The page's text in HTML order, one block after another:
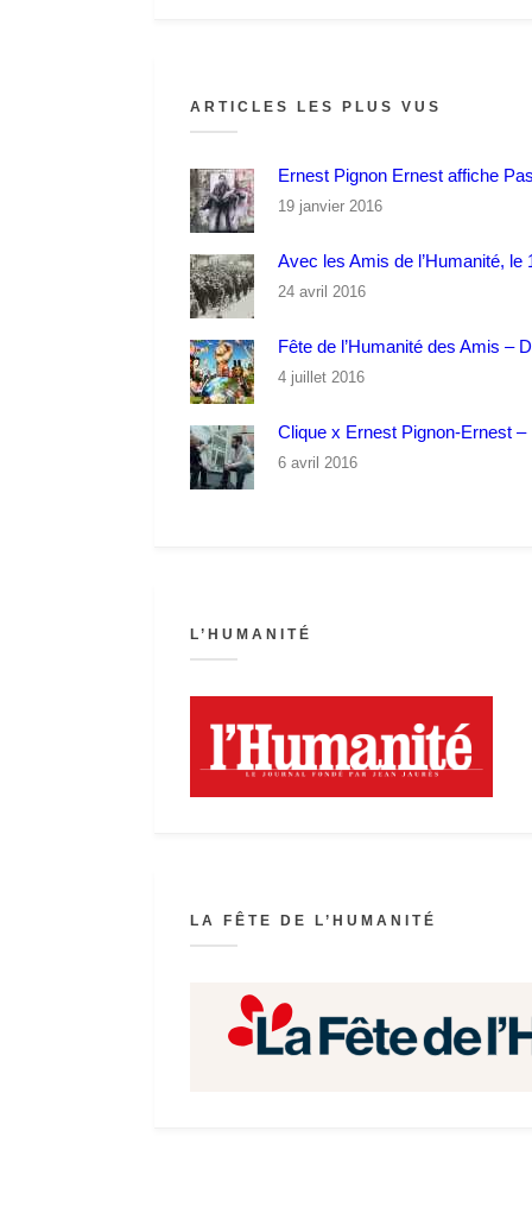
ARTICLES LES PLUS VUS
Ernest Pignon Ernest affiche
19 janvier 2016
Avec les Amis de l’Humanité, le
24 avril 2016
Fête de l’Humanité des Amis –
4 juillet 2016
Clique x Ernest Pignon-Ernest
6 avril 2016
L’HUMANITÉ
LA FÊTE DE L’HUMANITÉ